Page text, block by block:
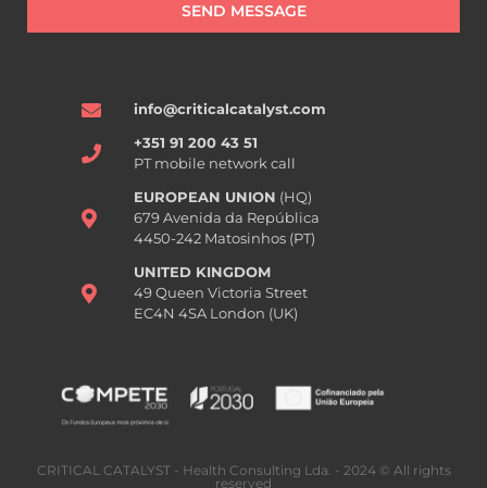
SEND MESSAGE
info@criticalcatalyst.com
+351 91 200 43 51
PT mobile network call
EUROPEAN UNION (HQ)
679 Avenida da República
4450-242 Matosinhos (PT)
UNITED KINGDOM
49 Queen Victoria Street
EC4N 4SA London (UK)
CRITICAL CATALYST - Health Consulting Lda. - 2024 © All rights
reserved